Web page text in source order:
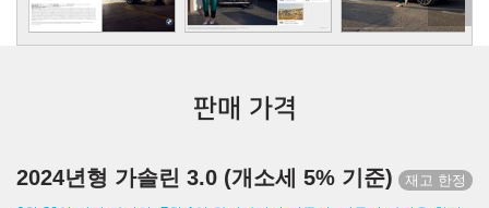
판매 가격
2024년형 가솔린 3.0 (개소세 5% 기준)